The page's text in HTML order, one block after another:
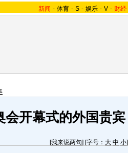
新闻 - 体育 - S - 娱乐 - V - 财经
开幕式的外国贵宾
[我来说两句] [字号： 大 中 小]